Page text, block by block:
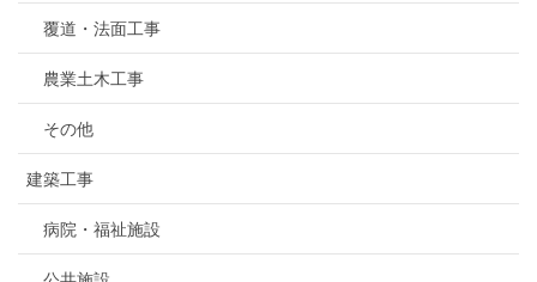
覆道・法面工事
農業土木工事
その他
建築工事
病院・福祉施設